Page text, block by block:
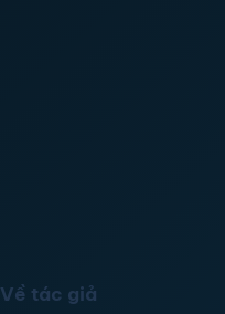
Về tác giả